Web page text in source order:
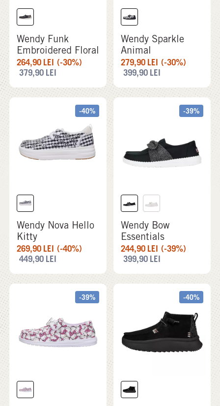
Wendy Funk
Embroidered Floral
264,90 LEI (-30%)
379,90 LEI
Wendy Sparkle
Animal
279,90 LEI (-30%)
399,90 LEI
-40%
Wendy Nova Hello
Kitty
269,90 LEI (-40%)
449,90 LEI
-39%
Wendy Bow
Essentials
244,90 LEI (-39%)
399,90 LEI
-39% -40%